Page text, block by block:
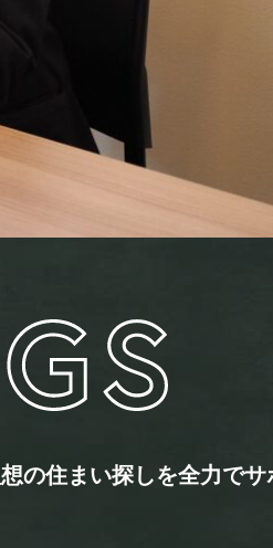
の住まい探しを全力でサ